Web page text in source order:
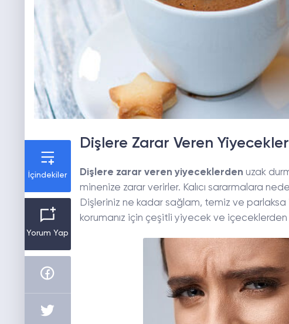
İçindekiler
Yorum Yap
Dişlere Zarar Veren Yiyecekler
Dişlere zarar veren yiyeceklerden uzak
minenize zarar verirler. Kalıcı sararmalara
Dişleriniz ne kadar sağlam, temiz ve parlaksa
korumanız için çeşitli yiyecek ve içeceklerden